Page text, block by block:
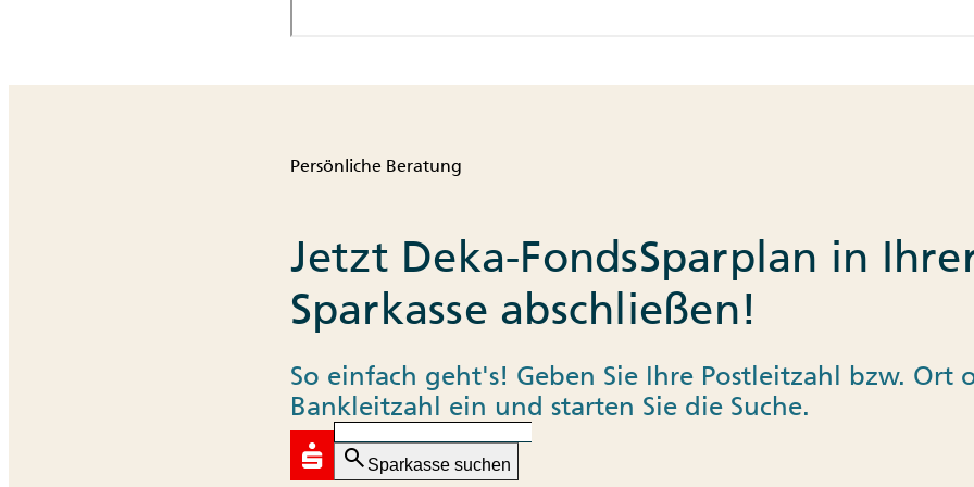
Persönliche Beratung
Jetzt Deka-FondsSparplan in
Sparkasse abschließen!
So einfach geht's! Geben Sie Ihre Postleitzahl bzw. Ort
Bankleitzahl ein und starten Sie die Suche.
search Sparkasse suchen